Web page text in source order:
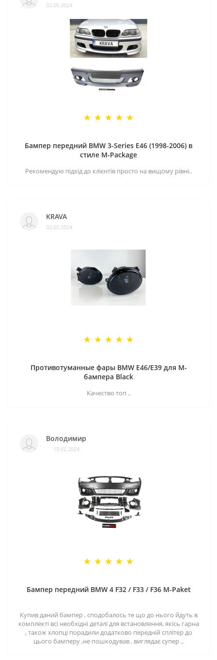
02.05.2024
Бампер передний BMW 3-Series E46 (1998-2006) в
стиле M-Package
Рекомендую підхід до клієнтів просто на вищому рівні..
KRAVA
02.05.2024
Противотуманные фары BMW E46/E39 для M-
бампера Black
Качество топ ..
Володимир
19.02.2024
Бампер передний BMW 4 F32 / F33 / F36 M-Paket
Купив даний бампер , сподобалось те що до нього йдуть в
комплекті всі необхідні деталі для встановлення, якісь гарна
, також хлопці порадили додатково передній сплітер до
цього бамперу ,не пошкодував , виглядає супер ..